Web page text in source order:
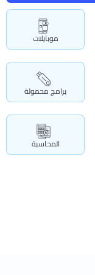
موبايلات
برامج محمولة
المحاسبة